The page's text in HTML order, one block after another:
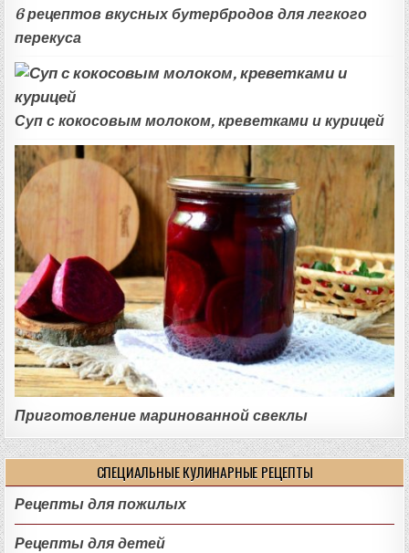
6 рецептов вкусных бутербродов для легкого
перекуса
Суп с кокосовым молоком, креветками и курицей
Приготовление маринованной свеклы
СПЕЦИАЛЬНЫЕ КУЛИНАРНЫЕ РЕЦЕПТЫ
Рецепты для пожилых
Рецепты для детей